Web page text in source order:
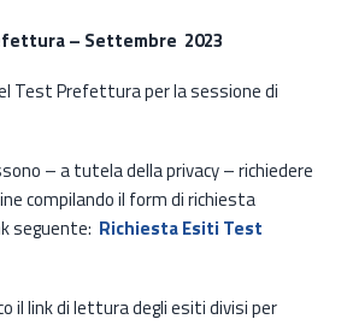
– Settembre 2023
Test Prefettura per la sessione di
– a tutela della privacy – richiedere
compilando il form di richiesta
seguente: Richiesta Esiti Test
il link di lettura degli esiti divisi per